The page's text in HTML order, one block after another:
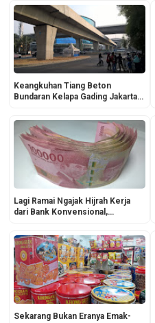
Keangkuhan Tiang Beton
Bundaran Kelapa Gading Jakarta
Lagi Ramai Ngajak Hijrah Kerja
dari Bank Konvensional,
Sekarang Bukan Eranya Emak-